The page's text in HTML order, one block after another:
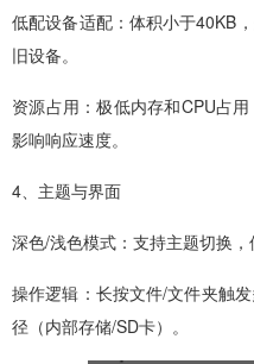
低配设备适配：体积小于40KB
旧设备。
资源占用：极低内存和CPU占
影响响应速度。
4、主题与界面
深色/浅色模式：支持主题切换，
操作逻辑：长按文件/文件夹触
径（内部存储/SD卡）。